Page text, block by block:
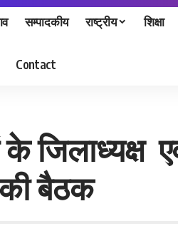
सम्पादकीय राष्ट्रीय शिक्षा
Contact
जिलाध्यक्ष
की बैठक